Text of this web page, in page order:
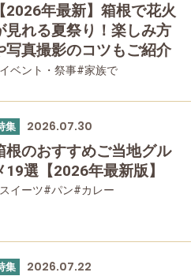
さい 強羅 和食
【2026年最新】箱根で花火
見れる夏祭り！楽しみ方
写真撮影のコツもご紹介
ベント・祭事#家族で
集 2026.07.30
根のおすすめご当地グル
19選【2026年最新版】
イーツ#パン#カレー
集 2026.07.22